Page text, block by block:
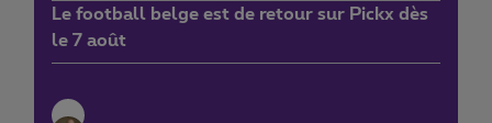
Le football belge est de retour sur Pickx dès
le 7 août